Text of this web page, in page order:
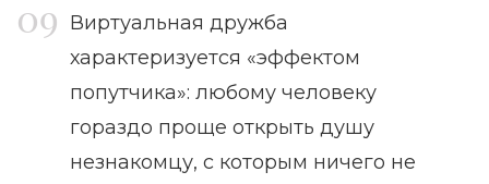
Виртуальная дружба
характеризуется «эффектом
попутчика»: любому человеку
гораздо проще открыть душу
незнакомцу, с которым ничего не